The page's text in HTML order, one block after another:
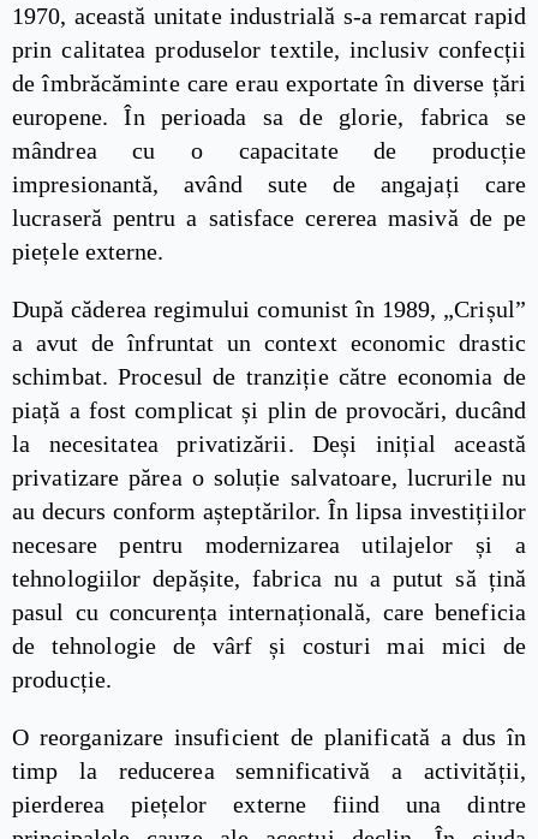
1970, această unitate industrială s-a remarcat rapid
prin calitatea produselor textile, inclusiv confecții
de îmbrăcăminte care erau exportate în diverse țări
europene. În perioada sa de glorie, fabrica se
mândrea cu o capacitate de producție
impresionantă, având sute de angajați care
lucraseră pentru a satisface cererea masivă de pe
piețele externe.
După căderea regimului comunist în 1989, „Crișul”
a avut de înfruntat un context economic drastic
schimbat. Procesul de tranziție către economia de
piață a fost complicat și plin de provocări, ducând
la necesitatea privatizării. Deși inițial această
privatizare părea o soluție salvatoare, lucrurile nu
au decurs conform așteptărilor. În lipsa investițiilor
necesare pentru modernizarea utilajelor și a
tehnologiilor depășite, fabrica nu a putut să țină
pasul cu concurența internațională, care beneficia
de tehnologie de vârf și costuri mai mici de
producție.
O reorganizare insuficient de planificată a dus în
timp la reducerea semnificativă a activității,
pierderea piețelor externe fiind una dintre